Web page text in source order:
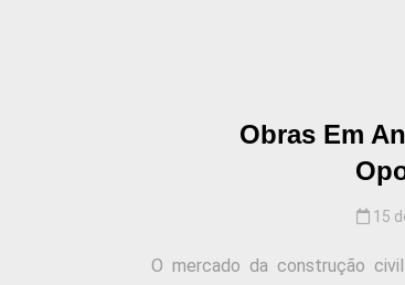
Obras Em
15
O mercado da construção